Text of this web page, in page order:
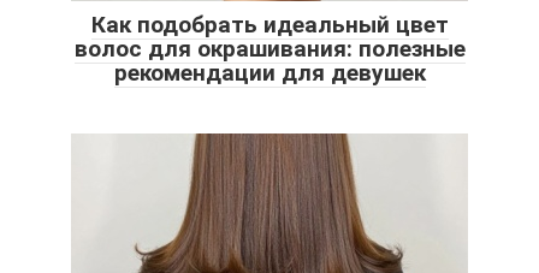
Как подобрать идеальный цвет
волос для окрашивания: полезные
рекомендации для девушек